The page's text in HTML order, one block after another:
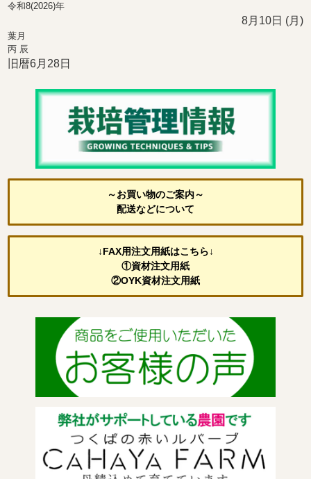
令和8(2026)年
8月10日 (月)
葉月
丙 辰
旧暦6月28日
～お買い物のご案内～
配送などについて
↓FAX用注文用紙はこちら↓
①資材注文用紙
②OYK資材注文用紙